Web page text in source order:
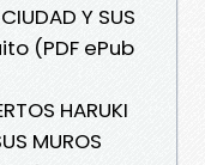
Y SUS
(PDF ePub
HARUKI
MUROS